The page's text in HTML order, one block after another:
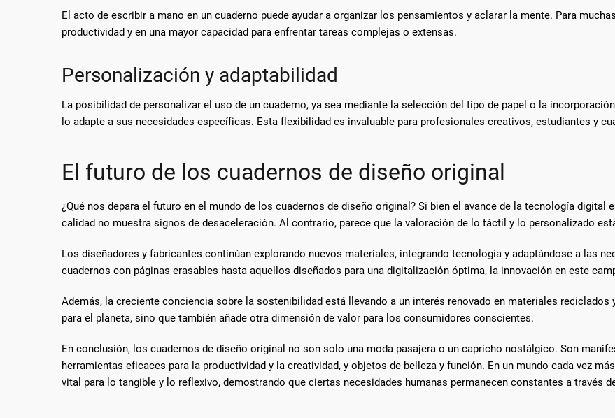
El acto de escribir a mano en un cuaderno puede ayudar a organizar los pensamientos y aclarar la mente. Para
productividad y en una mayor capacidad para enfrentar tareas complejas o extensas.
Personalización y adaptabilidad
La posibilidad de personalizar el uso de un cuaderno, ya sea mediante la selección del tipo de papel o la
lo adapte a sus necesidades específicas. Esta flexibilidad es invaluable para profesionales creativos, estudiantes y
El futuro de los cuadernos de diseño original
¿Qué nos depara el futuro en el mundo de los cuadernos de diseño original? Si bien el avance de la tecnología digital
calidad no muestra signos de desaceleración. Al contrario, parece que la valoración de lo táctil y lo personalizado
Los diseñadores y fabricantes continúan explorando nuevos materiales, integrando tecnología y adaptándose a las
cuadernos con páginas erasables hasta aquellos diseñados para una digitalización óptima, la innovación en este
Además, la creciente conciencia sobre la sostenibilidad está llevando a un interés renovado en materiales
para el planeta, sino que también añade otra dimensión de valor para los consumidores conscientes.
En conclusión, los cuadernos de diseño original no son solo una moda pasajera o un capricho nostálgico. Son
herramientas eficaces para la productividad y la creatividad, y objetos de belleza y función. En un mundo cada vez
vital para lo tangible y lo reflexivo, demostrando que ciertas necesidades humanas permanecen constantes a través